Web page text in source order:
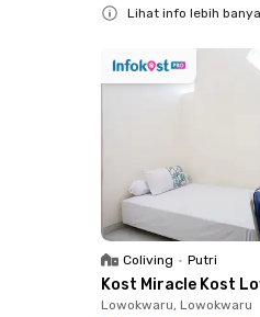
Lihat info lebih
Coliving • Putri
Kost Miracle Kost
Lowokwaru, Lowokwaru